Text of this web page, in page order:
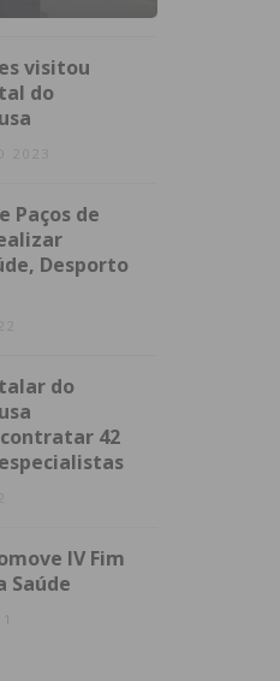
visitou
do
2023
Paços de
Desporto
do
42
IV Fim
Saúde